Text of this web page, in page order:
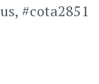
#cota2851